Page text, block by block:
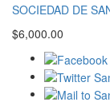
SOCIEDAD DE
$6,000.00